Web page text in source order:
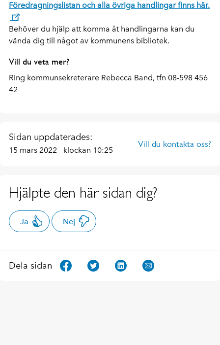
Föredragningslistan och alla övriga handlingar finns här.
Behöver du hjälp att komma åt handlingarna kan du
vända dig till något av kommunens bibliotek.
Vill du veta mer?
Ring kommunsekreterare Rebecca Band, tfn 08-598 456
42
Sidan uppdaterades:
15 mars 2022 klockan 10:25
Vill du kontakta oss?
Hjälpte den här sidan dig?
Ja Nej
Dela sidan